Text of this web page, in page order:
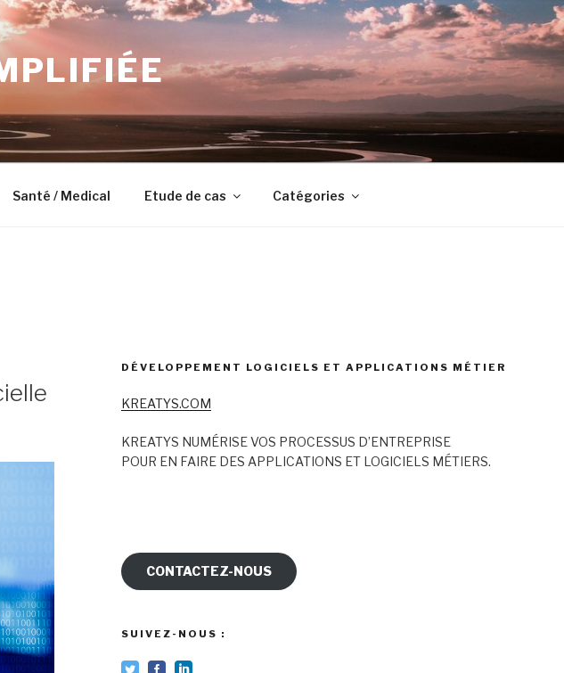
Santé / Medical Etude de cas Catégories
DÉVELOPPEMENT LOGICIELS ET APPLICATIONS MÉTIER
KREATYS.COM
KREATYS NUMÉRISE VOS PROCESSUS D’ENTREPRISE
POUR EN FAIRE DES APPLICATIONS ET LOGICIELS MÉTIERS.
CONTACTEZ-NOUS
SUIVEZ-NOUS :